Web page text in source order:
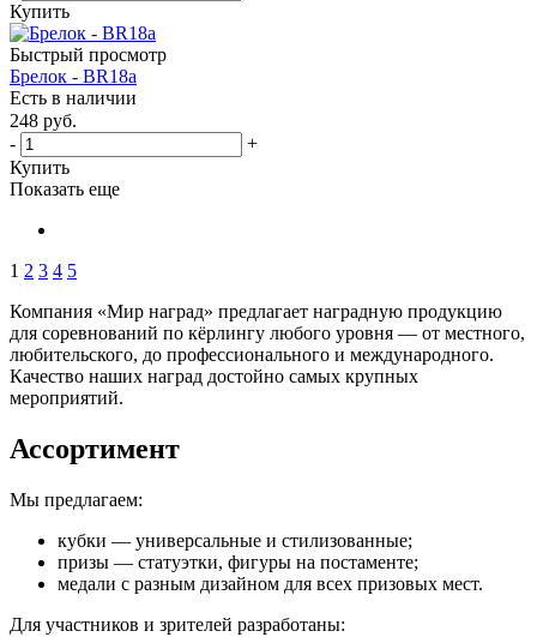
Купить
Быстрый просмотр
Брелок - BR18a
Есть в наличии
248 руб.
-
+
Купить
Показать еще
1 2 3 4 5
Компания «Мир наград» предлагает наградную продукцию
для соревнований по кёрлингу любого уровня — от местного,
любительского, до профессионального и международного.
Качество наших наград достойно самых крупных
мероприятий.
Ассортимент
Мы предлагаем:
кубки — универсальные и стилизованные;
призы — статуэтки, фигуры на постаменте;
медали с разным дизайном для всех призовых мест.
Для участников и зрителей разработаны: